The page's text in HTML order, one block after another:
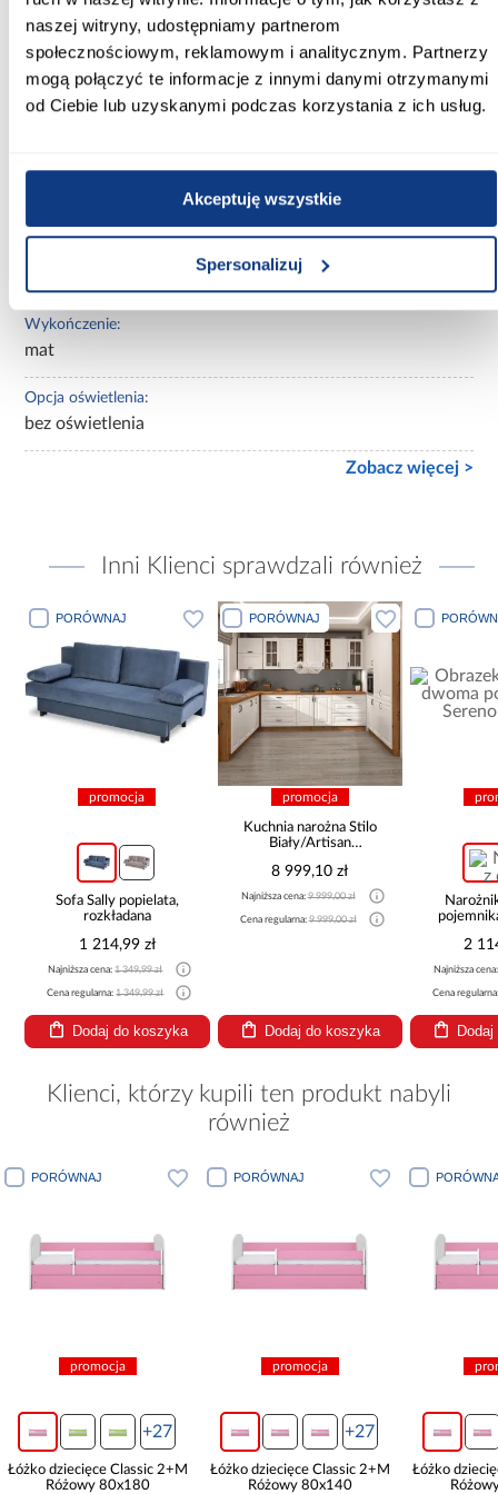
naszej witryny, udostępniamy partnerom
społecznościowym, reklamowym i analitycznym. Partnerzy
mogą połączyć te informacje z innymi danymi otrzymanymi
od Ciebie lub uzyskanymi podczas korzystania z ich usług.
Akceptuję wszystkie
Spersonalizuj
Materac w komplecie:
Z materacem
Stelaż w komplecie:
Tapicerowane:
płyta wiórowa laminowana
Wykończenie:
mat
Opcja oświetlenia:
bez oświetlenia
Zobacz więcej >
Inni Klienci sprawdzali również
PORÓWNAJ
promocja
Sofa Sally popielata,
rozkładana
1 214,99 zł
Najniższa cena:1 349,99 zł
Cena regularna:1 349,99 zł
Dodaj do koszyka
PORÓWNAJ
promocja
Kuchnia narożna Stilo
Biały/Artisan
8 999,10 zł
Najniższa cena:9 999,00 zł
Cena regularna:9 999,00 zł
Dodaj do koszyka
2
Najniższa
Cena
Klienci, którzy kupili ten produkt nabyli
również
+27
2+M
PORÓWNAJ
+27
Łóżko dziecięce Classic 2+M
Różowy 80x140
PORÓWNAJ
+27
Łóżko dziecięce Classic 2+M
Różowy 80x160